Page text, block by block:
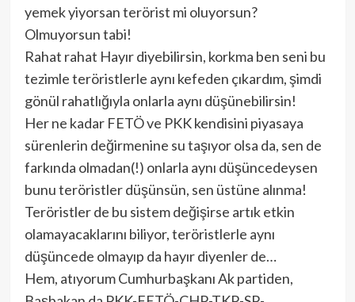
yemek yiyorsan terörist mi oluyorsun?
Olmuyorsun tabi!
Rahat rahat Hayır diyebilirsin, korkma ben seni bu
tezimle teröristlerle aynı kefeden çıkardım, şimdi
gönül rahatlığıyla onlarla aynı düşünebilirsin!
Her ne kadar FETÖ ve PKK kendisini piyasaya
sürenlerin değirmenine su taşıyor olsa da, sen de
farkında olmadan(!) onlarla aynı düşüncedeysen
bunu teröristler düşünsün, sen üstüne alınma!
Teröristler de bu sistem değişirse artık etkin
olamayacaklarını biliyor, teröristlerle aynı
düşüncede olmayıp da hayır diyenler de…
Hem, atıyorum Cumhurbaşkanı Ak partiden,